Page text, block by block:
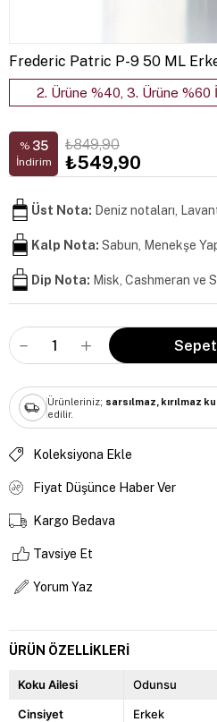
Frederic Patric P-9 50 ML
2. Ürüne %40, 3. Ürüne %60
% 35
İndirim
₺849,90
₺549,90
Üst Nota: Deniz notaları,
Kalp Nota: Sabun, Menekşe
Dip Nota: Misk, Cashmeran ve
Ürünleriniz; sarsılmaz, kırılmaz
edilir.
Koleksiyona Ekle
Fiyat Düşünce Haber Ver
Kargo Bedava
Tavsiye Et
Yorum Yaz
ÜRÜN ÖZELLIKLERI
Koku Ailesi Odunsu
Cinsiyet Erkek